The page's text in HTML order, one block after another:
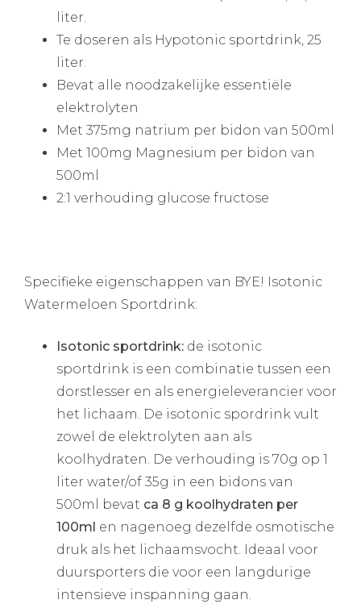
liter.
Te doseren als Hypotonic sportdrink, 25
liter.
Bevat alle noodzakelijke essentiële
elektrolyten
Met 375mg natrium per bidon van 500ml
Met 100mg Magnesium per bidon van
500ml
2:1 verhouding glucose fructose
Specifieke eigenschappen van BYE! Isotonic
Watermeloen Sportdrink:
Isotonic sportdrink: de isotonic
sportdrink is een combinatie tussen een
dorstlesser en als energieleverancier voor
het lichaam. De isotonic spordrink vult
zowel de elektrolyten aan als
koolhydraten. De verhouding is 70g op 1
liter water/of 35g in een bidons van
500ml bevat ca 8 g koolhydraten per
100ml en nagenoeg dezelfde osmotische
druk als het lichaamsvocht. Ideaal voor
duursporters die voor een langdurige
intensieve inspanning gaan.